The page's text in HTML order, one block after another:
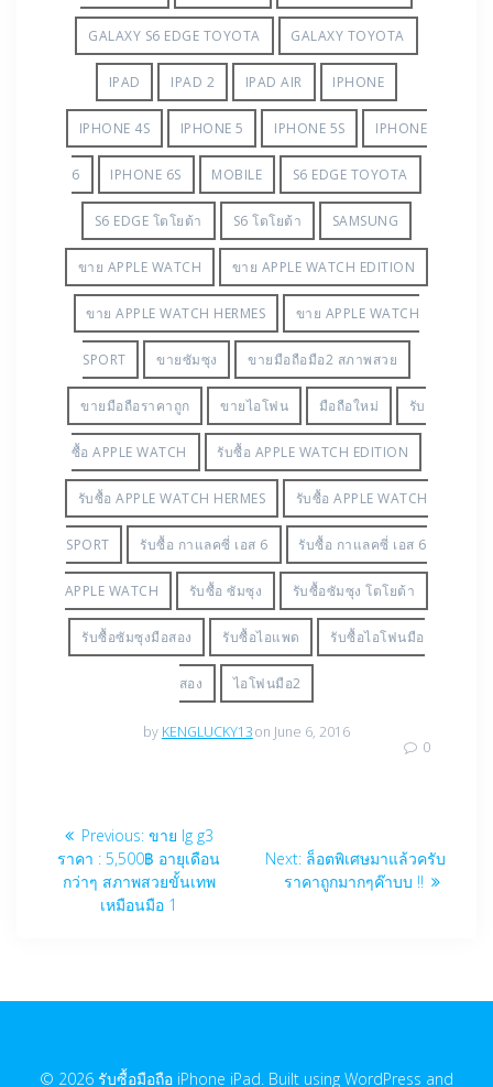
GALAXY S6 EDGE TOYOTA GALAXY TOYOTA
IPAD IPAD 2 IPAD AIR IPHONE
IPHONE 4S IPHONE 5 IPHONE 5S IPHONE
6 IPHONE 6S MOBILE S6 EDGE TOYOTA
S6 EDGE โตโยต้า S6 โตโยต้า SAMSUNG
ขาย APPLE WATCH ขาย APPLE WATCH EDITION
ขาย APPLE WATCH HERMES ขาย APPLE WATCH
SPORT ขายซัมซุง ขายมือถือมือ2 สภาพสวย
ขายมือถือราคาถูก ขายไอโฟน มือถือใหม่ รับ
ซื้อ APPLE WATCH รับซื้อ APPLE WATCH EDITION
รับซื้อ APPLE WATCH HERMES รับซื้อ APPLE WATCH
SPORT รับซื้อ กาแลคซี่ เอส 6 รับซื้อ กาแลคซี่ เอส 6
APPLE WATCH รับซื้อ ซัมซุง รับซื้อซัมซุง โตโยต้า
รับซื้อซัมซุงมือสอง รับซื้อไอแพด รับซื้อไอโฟนมือ
สอง ไอโฟนมือ2
by KENGLUCKY13on June 6, 2016
0
Post
navigation
Previous: Previous
post:
ขาย lg g3
ราคา : 5,500฿ อายุเดือน
กว่าๆ สภาพสวยขั้นเทพ
เหมือนมือ 1
Next: Next
post:
ล็อตพิเศษมาแล้วครับ
ราคาถูกมากๆค๊าบบ !!
© 2026 รับซื้อมือถือ iPhone iPad. Built using WordPress and